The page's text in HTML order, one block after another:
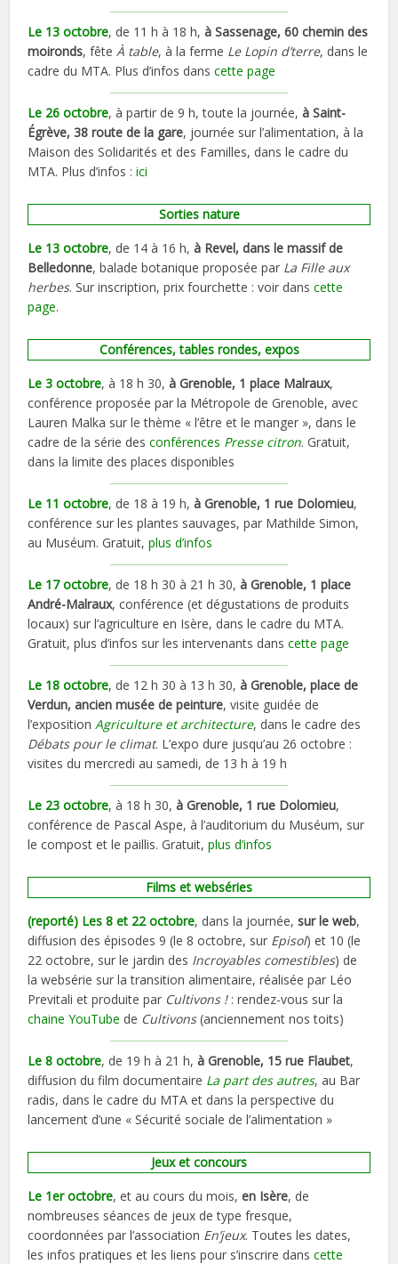
Le 13 octobre, de 11 h à 18 h,à Sassenage, 60 chemin des
moironds, fête À table, à la ferme Le Lopin d’terre, dans le
cadre du MTA. Plus d’infos danscette page
Le 26 octobre, à partir de 9 h, toute la journée,à Saint-
Égrève, 38 route de la gare, journée sur l’alimentation, à la
Maison des Solidarités et des Familles, dans le cadre du
MTA. Plus d’infos :ici
Sorties nature
Le 13 octobre, de 14 à 16 h,à Revel, dans le massif de
Belledonne, balade botanique proposée par La Fille aux
herbes. Sur inscription, prix fourchette : voir danscette
page.
Conférences, tables rondes, expos
Le 3 octobre, à 18 h 30,à Grenoble, 1 place Malraux,
conférence proposée par la Métropole de Grenoble, avec
Lauren Malka sur le thème « l’être et le manger », dans le
cadre de la série desconférences Presse citron. Gratuit,
dans la limite des places disponibles
Le 11 octobre, de 18 à 19 h,à Grenoble, 1 rue Dolomieu,
conférence sur les plantes sauvages, par Mathilde Simon,
au Muséum. Gratuit,plus d’infos
Le 17 octobre, de 18 h 30 à 21 h 30,à Grenoble, 1 place
André-Malraux, conférence (et dégustations de produits
locaux) sur l’agriculture en Isère, dans le cadre du MTA.
Gratuit, plus d’infos sur les intervenants danscette page
Le 18 octobre, de 12 h 30 à 13 h 30,à Grenoble, place de
Verdun, ancien musée de peinture, visite guidée de
l’expositionAgriculture et architecture, dans le cadre des
Débats pour le climat. L’expo dure jusqu’au 26 octobre :
visites du mercredi au samedi, de 13 h à 19 h
Le 23 octobre, à 18 h 30,à Grenoble, 1 rue Dolomieu,
conférence de Pascal Aspe, à l’auditorium du Muséum, sur
le compost et le paillis. Gratuit, plus d’infos
Films et webséries
(reporté) Les 8 et 22 octobre, dans la journée,sur le web,
diffusion des épisodes 9 (le 8 octobre, sur Episol) et 10 (le
22 octobre, sur le jardin des Incroyables comestibles) de
la websérie sur la transition alimentaire, réalisée par Léo
Previtali et produite par Cultivons !: rendez-vous sur la
chaine YouTube de Cultivons(anciennement nos toits)
Le 8 octobre, de 19 h à 21 h,à Grenoble, 15 rue Flaubet,
diffusion du film documentaire La part des autres, au Bar
radis, dans le cadre du MTA et dans la perspective du
lancement d’une « Sécurité sociale de l’alimentation »
Jeux et concours
Le 1er octobre, et au cours du mois,en Isère, de
nombreuses séances de jeux de type fresque,
coordonnées par l’association En’jeux. Toutes les dates,
les infos pratiques et les liens pour s’inscrire danscette